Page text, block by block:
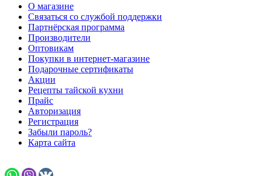
О магазине
Связаться со службой поддержки
Партнёрская программа
Производители
Оптовикам
Покупки в интернет-магазине
Подарочные сертификаты
Акции
Рецепты тайской кухни
Прайс
Авторизация
Регистрация
Забыли пароль?
Карта сайта